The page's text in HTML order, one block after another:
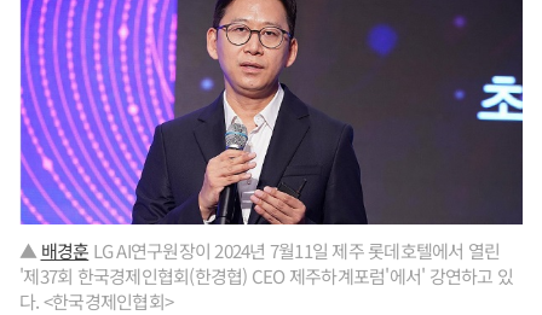
▲ 배경훈 LG AI연구원장이 2024년 7월11일 제주 롯데호텔에서 열린
'제37회 한국경제인협회(한경협) CEO 제주하계포럼'에서' 강연하고 있
다. <한국경제인협회>